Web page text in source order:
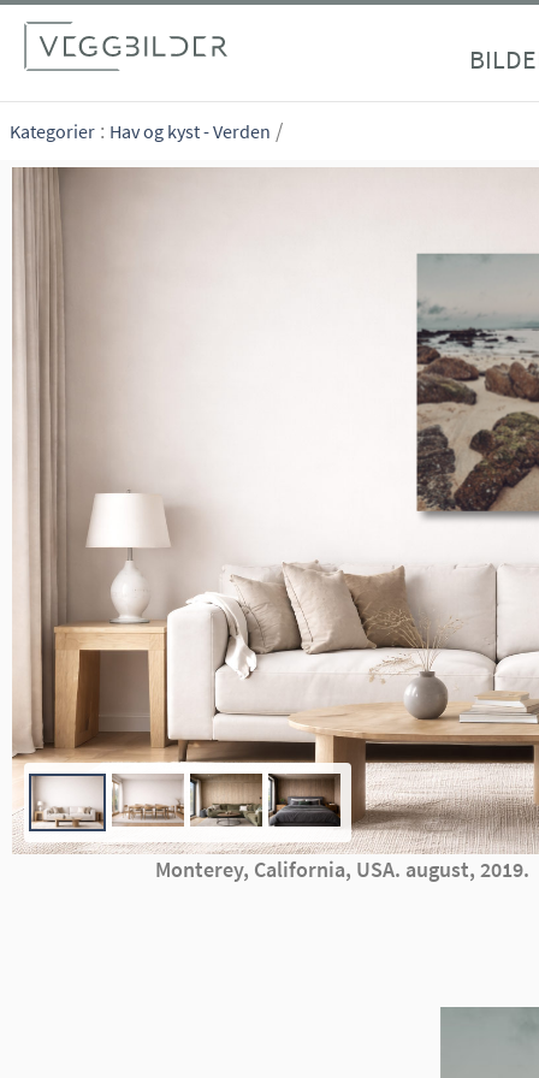
site_vp
Kategorier : Hav og kyst - Verden /
Monterey, California, USA. august, 2019.